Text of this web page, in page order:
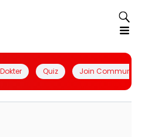
Quiz Join Community